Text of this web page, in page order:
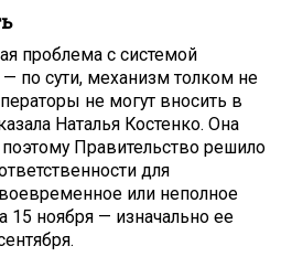
проблема с системой
по сути, механизм толком не
не могут вносить в
Наталья Костенко. Она
Правительство решило
для
или неполное
15 ноября — изначально ее